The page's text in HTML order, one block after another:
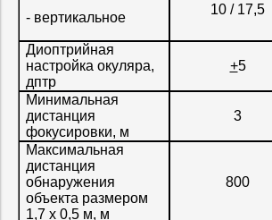
- вертикальное
10 / 17,5
Диоптрийная
настройка окуляра,
дптр
+5
Минимальная
дистанция
фокусировки, м
3
Максимальная
дистанция
обнаружения
объекта размером
1,7 х 0,5 м, м
800